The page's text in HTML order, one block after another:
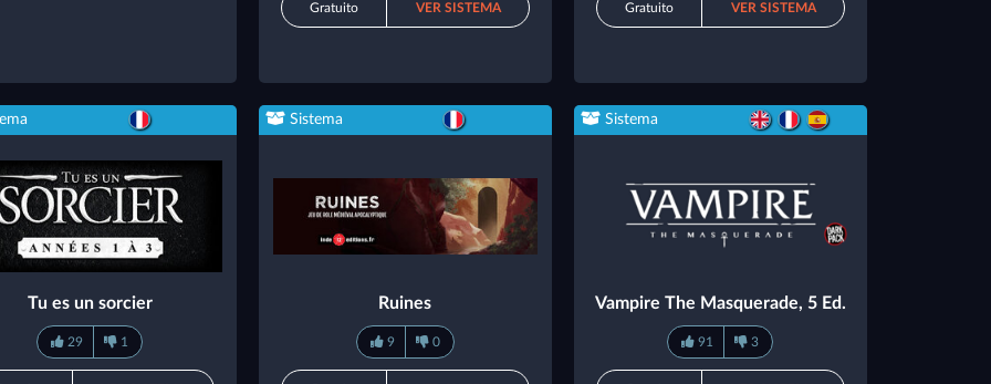
Gratuito VER SISTEMA Gratuito VER SISTEMA
Tu es un sorcier
29 1
Sistema
Ruines
9 0
Sistema
Vampire The Masquerade, 5 Ed.
91 3